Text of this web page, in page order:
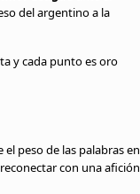
del argentino a la
y cada punto es oro
peso de las palabras en
con una afición